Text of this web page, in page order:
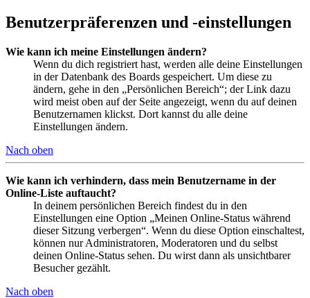
Benutzerpräferenzen und -einstellungen
Wie kann ich meine Einstellungen ändern?
Wenn du dich registriert hast, werden alle deine Einstellungen
in der Datenbank des Boards gespeichert. Um diese zu
ändern, gehe in den „Persönlichen Bereich“; der Link dazu
wird meist oben auf der Seite angezeigt, wenn du auf deinen
Benutzernamen klickst. Dort kannst du alle deine
Einstellungen ändern.
Nach oben
Wie kann ich verhindern, dass mein Benutzername in der
Online-Liste auftaucht?
In deinem persönlichen Bereich findest du in den
Einstellungen eine Option „Meinen Online-Status während
dieser Sitzung verbergen“. Wenn du diese Option einschaltest,
können nur Administratoren, Moderatoren und du selbst
deinen Online-Status sehen. Du wirst dann als unsichtbarer
Besucher gezählt.
Nach oben